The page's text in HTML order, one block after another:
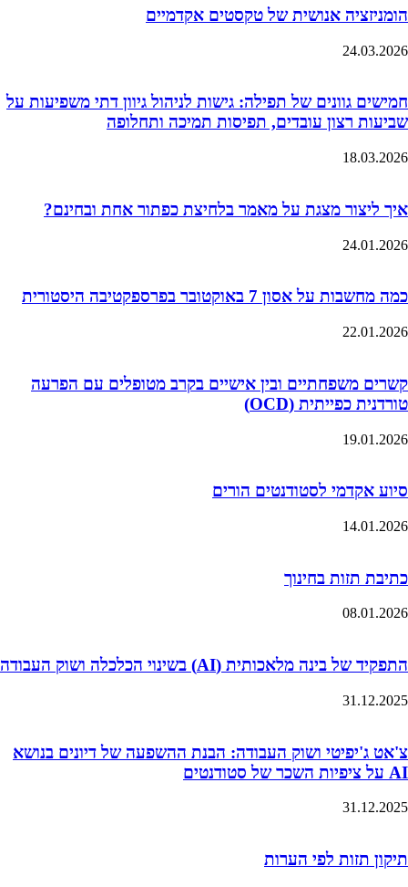
הומניזציה אנושית של טקסטים אקדמיים
24.03.2026
חמישים גוונים של תפילה: גישות לניהול גיוון דתי משפיעות על
שביעות רצון עובדים, תפיסות תמיכה ותחלופה
18.03.2026
איך ליצור מצגת על מאמר בלחיצת כפתור אחת ובחינם?
24.01.2026
כמה מחשבות על אסון 7 באוקטובר בפרספקטיבה היסטורית
22.01.2026
קשרים משפחתיים ובין אישיים בקרב מטופלים עם הפרעה
טורדנית כפייתית (OCD)
19.01.2026
סיוע אקדמי לסטודנטים הורים
14.01.2026
כתיבת תזות בחינוך
08.01.2026
התפקיד של בינה מלאכותית (AI) בשינוי הכלכלה ושוק העבודה
31.12.2025
צ'אט ג'יפיטי ושוק העבודה: הבנת ההשפעה של דיונים בנושא
AI על ציפיות השכר של סטודנטים
31.12.2025
תיקון תזות לפי הערות